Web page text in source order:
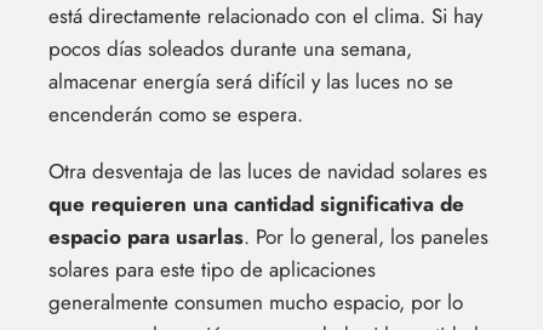
está directamente relacionado con el clima. Si hay
pocos días soleados durante una semana,
almacenar energía será difícil y las luces no se
encenderán como se espera.
Otra desventaja de las luces de navidad solares es
que requieren una cantidad significativa de
espacio para usarlas. Por lo general, los paneles
solares para este tipo de aplicaciones
generalmente consumen mucho espacio, por lo